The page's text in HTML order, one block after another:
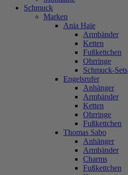
Schmuck
Marken
Ania Haie
Armbänder
Ketten
Fußkettchen
Ohrringe
Schmuck-Sets
Engelsrufer
Anhänger
Armbänder
Ketten
Ohrringe
Fußkettchen
Thomas Sabo
Anhänger
Armbänder
Charms
Fußkettchen